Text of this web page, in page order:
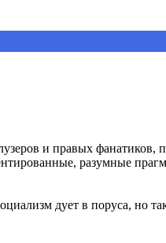
и правых фанатиков,
разумные
дует в поруса, но